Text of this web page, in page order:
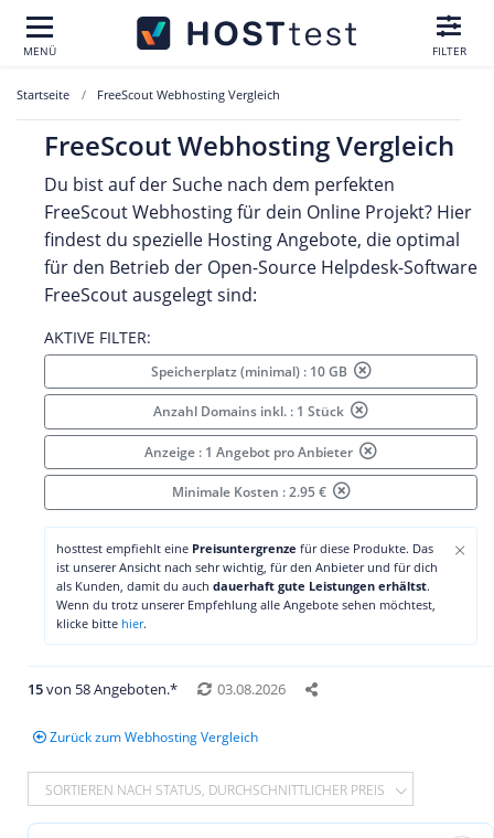
MENÜ FILTER
Startseite FreeScout Webhosting Vergleich
FreeScout Webhosting Vergleich
Du bist auf der Suche nach dem perfekten
FreeScout Webhosting für dein Online Projekt? Hier
findest du spezielle Hosting Angebote, die optimal
für den Betrieb der Open-Source Helpdesk-Software
FreeScout ausgelegt sind:
AKTIVE FILTER:
Speicherplatz (minimal) : 10 GB
Anzahl Domains inkl. : 1 Stück
Anzeige : 1 Angebot pro Anbieter
Minimale Kosten : 2.95 €
×
hosttest empfiehlt eine Preisuntergrenze für diese Produkte. Das
ist unserer Ansicht nach sehr wichtig, für den Anbieter und für dich
als Kunden, damit du auch dauerhaft gute Leistungen erhältst.
Wenn du trotz unserer Empfehlung alle Angebote sehen möchtest,
klicke bitte hier.
15von 58 Angeboten.* 03.08.2026
Zurück zum Webhosting Vergleich
SORTIEREN NACH STATUS, DURCHSCHNITTLICHER PREIS